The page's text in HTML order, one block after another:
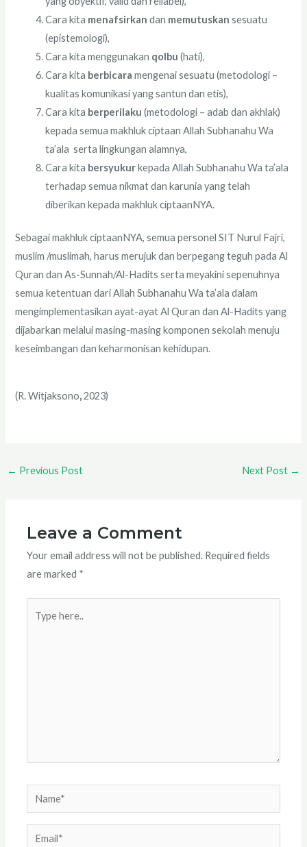
Cara kita menafsirkan dan memutuskan sesuatu
(epistemologi),
Cara kita menggunakan qolbu (hati),
Cara kita berbicara mengenai sesuatu (metodologi –
kualitas komunikasi yang santun dan etis),
Cara kita berperilaku (metodologi – adab dan akhlak)
kepada semua makhluk ciptaan Allah Subhanahu Wa
ta’ala serta lingkungan alamnya,
Cara kita bersyukurkepada Allah Subhanahu Wa ta’ala
terhadap semua nikmat dan karunia yang telah
diberikan kepada makhluk ciptaanNYA.
Sebagai makhluk ciptaanNYA, semua personel SIT Nurul Fajri,
muslim /muslimah, harus merujuk dan berpegang teguh pada Al
Quran dan As-Sunnah/Al-Hadits serta meyakini sepenuhnya
semua ketentuan dari Allah Subhanahu Wa ta’ala dalam
mengimplementasikan ayat-ayat Al Quran dan Al-Hadits yang
dijabarkan melalui masing-masing komponen sekolah menuju
keseimbangan dan keharmonisan kehidupan.
(R. Witjaksono,2023)
← Previous Post Next Post →
Leave a Comment
Your email address will not be published. Required fields
are marked *
here..
Name*
Email*